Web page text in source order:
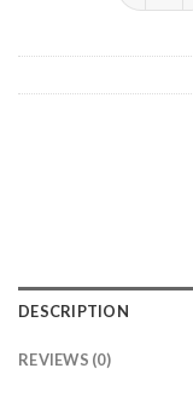
DESCRIPTION
REVIEWS (0)